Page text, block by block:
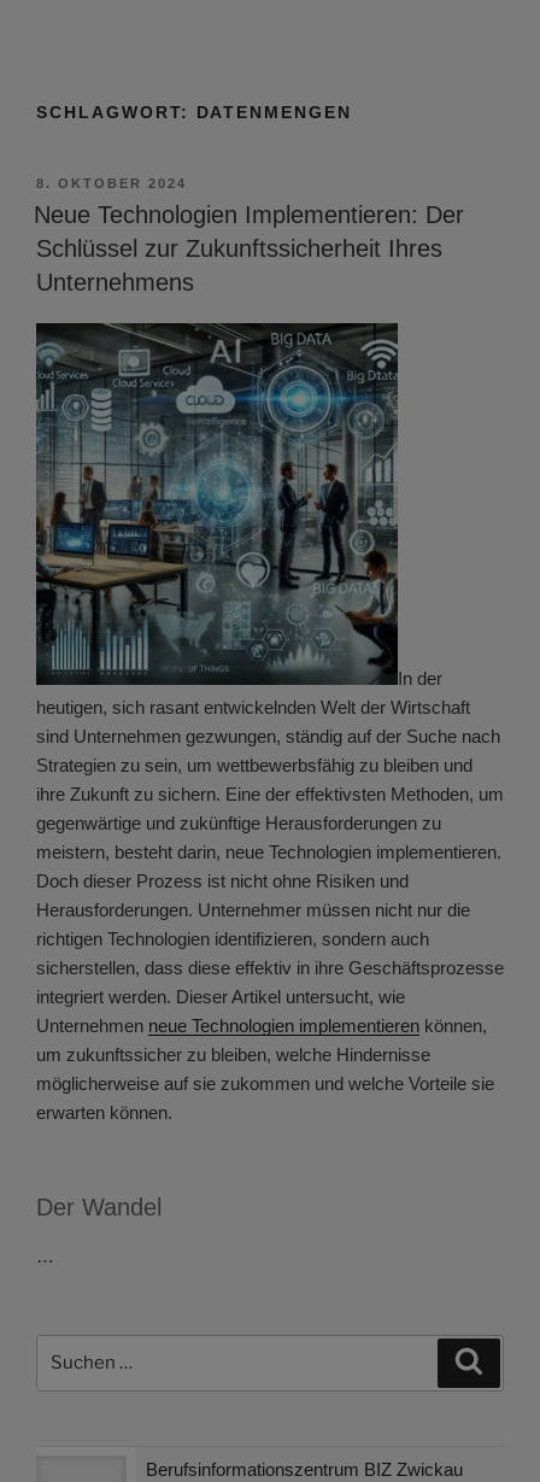
SCHLAGWORT: DATENMENGEN
VERÖFFENTLICHT
AM
8. OKTOBER 2024
Neue Technologien Implementieren: Der
Schlüssel zur Zukunftssicherheit Ihres
Unternehmens
In der
heutigen, sich rasant entwickelnden Welt der Wirtschaft
sind Unternehmen gezwungen, ständig auf der Suche nach
Strategien zu sein, um wettbewerbsfähig zu bleiben und
ihre Zukunft zu sichern. Eine der effektivsten Methoden, um
gegenwärtige und zukünftige Herausforderungen zu
meistern, besteht darin, neue Technologien implementieren.
Doch dieser Prozess ist nicht ohne Risiken und
Herausforderungen. Unternehmer müssen nicht nur die
richtigen Technologien identifizieren, sondern auch
sicherstellen, dass diese effektiv in ihre Geschäftsprozesse
integriert werden. Dieser Artikel untersucht, wie
Unternehmen neue Technologien implementieren können,
um zukunftssicher zu bleiben, welche Hindernisse
möglicherweise auf sie zukommen und welche Vorteile sie
erwarten können.
Der Wandel
…
Berufsinformationszentrum BIZ Zwickau